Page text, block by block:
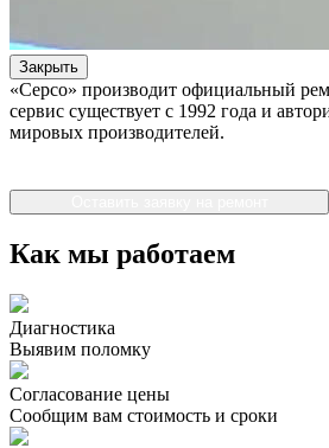
Закрыть
«Серсо» производит официальный
сервис существует с 1992 года и
мировых производителей.
Как мы работаем
Диагностика
Выявим поломку
Согласование цены
Сообщим вам стоимость и сроки